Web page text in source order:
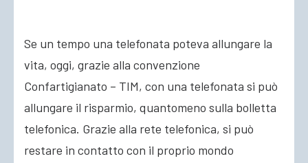
ACCEDI
Se un tempo una telefonata poteva allungare la
vita, oggi, grazie alla convenzione
Confartigianato – TIM, con una telefonata si può
allungare il risparmio, quantomeno sulla bolletta
telefonica. Grazie alla rete telefonica, si può
restare in contatto con il proprio mondo